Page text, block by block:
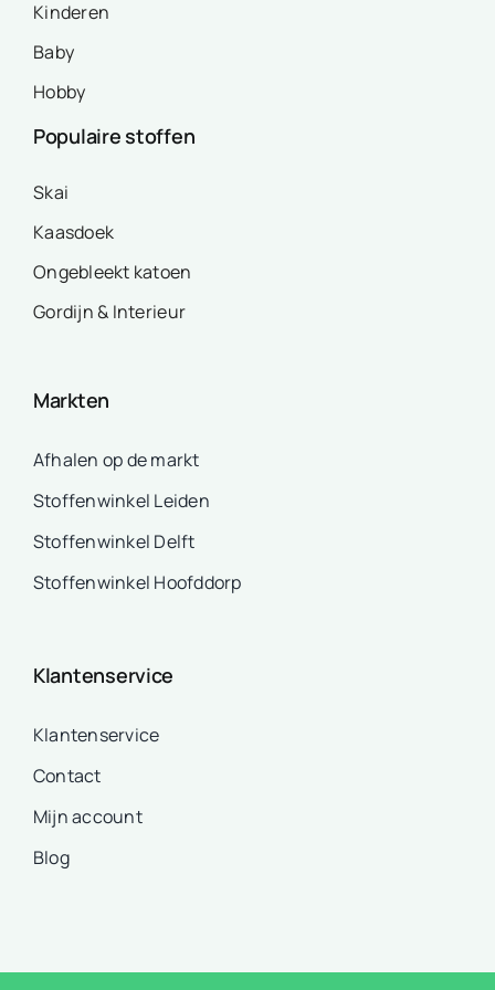
Kinderen
Baby
Hobby
Populaire stoffen
Skai
Kaasdoek
Ongebleekt katoen
Gordijn & Interieur
Markten
Afhalen op de markt
Stoffenwinkel Leiden
Stoffenwinkel Delft
Stoffenwinkel Hoofddorp
Klantenservice
Klantenservice
Contact
Mijn account
Blog